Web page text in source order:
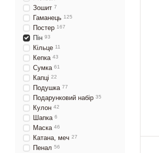
Зошит 7
Гаманець 125
Постер 167
Пін 93
Кільце 11
Кепка 43
Сумка 61
Капці 22
Подушка 77
Подарунковий набір 35
Кулон 42
Шапка 6
Маска 46
Катана, меч 27
Пенал 56